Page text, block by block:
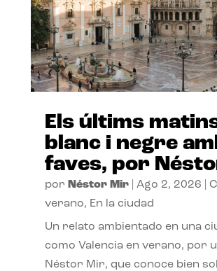
Els últims
blanc i negre
faves, por
por Néstor Mir| Ago 2, 2026
verano, En la ciudad
Un relato ambientado en una
como Valencia en verano, por
Néstor Mir, que conoce bien